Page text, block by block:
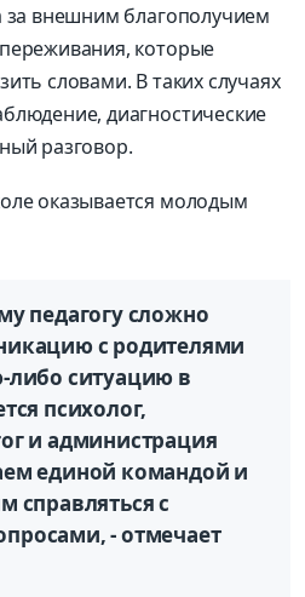
за внешним благополучием
которые
словами. В таких случаях
диагностические
разговор.
оказывается молодым
педагогу сложно
с родителями
ситуацию в
психолог,
и администрация
единой командой и
справляться с
- отмечает